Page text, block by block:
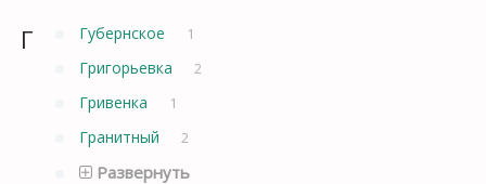
Г Губернское 1
Григорьевка 2
Гривенка 1
Гранитный 2
Развернуть